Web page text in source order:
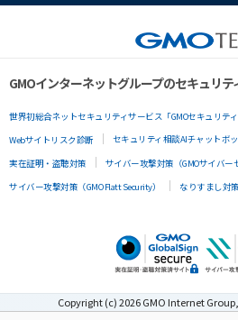
GMOインターネットグループのセキュリ
世界初総合ネットセキュリティサービス「GMOセキュリティ
Webサイトリスク診断
セキュリティ相談AIチャットボ
実在証明・盗聴対策
サイバー攻撃対策（GMOサイバー
サイバー攻撃対策（GMO Flatt Security）
なりすまし対策
Copyright (c) 2026 GMO Internet